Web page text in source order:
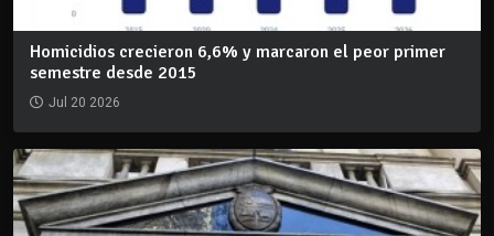
Homicidios crecieron 6,6% y marcaron el peor primer
semestre desde 2015
Jul 20 2026